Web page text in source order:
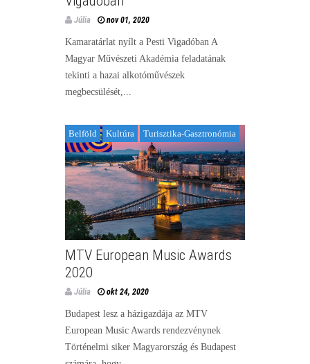
Júlia nov 01, 2020
Kamaratárlat nyílt a Pesti Vigadóban A
Magyar Művészeti Akadémia feladatának
tekinti a hazai alkotóművészek
megbecsülését,...
Belföld Kultúra Turisztika-Gasztronómia
MTV European Music Awards
2020
Júlia okt 24, 2020
Budapest lesz a házigazdája az MTV
European Music Awards rendezvénynek
Történelmi siker Magyarország és Budapest